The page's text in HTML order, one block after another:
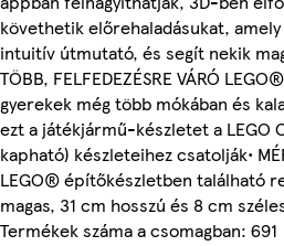
követhetik előrehaladásukat,
intuitív útmutató, és segít nekik
TÖBB, FELFEDEZÉSRE VÁRÓ
gyerekek még több mókában és
ezt a játékjármű-készletet a LEGO
kapható) készleteihez csatolják•
LEGO® építőkészletben található
magas, 31 cm hosszú és 8 cm
Termékek száma a csomagban: 691